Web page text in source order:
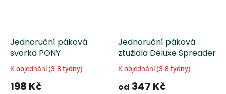
Jednoruční páková
svorka PONY
K objednání (3-8 týdny)
198 Kč
Jednoruční páková
ztužidla Deluxe Spreader
K objednání (3-8 týdny)
od 347 Kč